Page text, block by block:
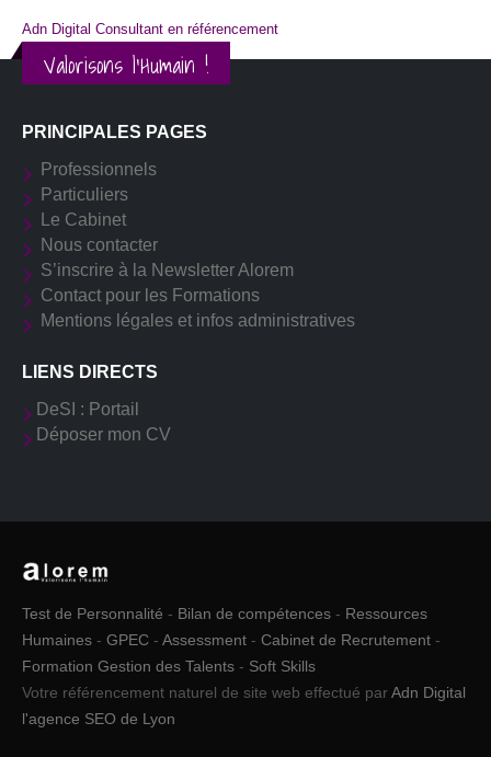
Adn Digital Consultant en référencement
Valorisons l'Humain !
PRINCIPALES PAGES
Professionnels
Particuliers
Le Cabinet
Nous contacter
S’inscrire à la Newsletter Alorem
Contact pour les Formations
Mentions légales et infos administratives
LIENS DIRECTS
DeSI : Portail
Déposer mon CV
Test de Personnalité - Bilan de compétences - Ressources
Humaines - GPEC - Assessment - Cabinet de Recrutement -
Formation Gestion des Talents - Soft Skills
Votre référencement naturel de site web effectué parAdn Digital
l'agence SEO de Lyon